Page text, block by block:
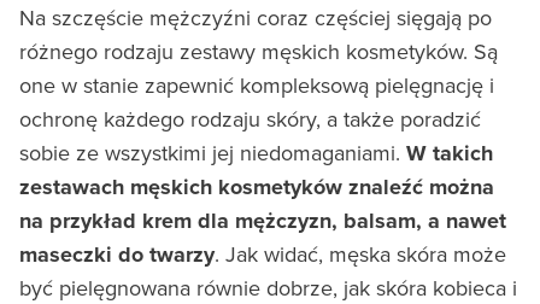
Na szczęście mężczyźni coraz częściej sięgają po
różnego rodzaju zestawy męskich kosmetyków. Są
one w stanie zapewnić kompleksową pielęgnację i
ochronę każdego rodzaju skóry, a także poradzić
sobie ze wszystkimi jej niedomaganiami. W takich
zestawach męskich kosmetyków znaleźć można
na przykład krem dla mężczyzn, balsam, a nawet
maseczki do twarzy. Jak widać, męska skóra może
być pielęgnowana równie dobrze, jak skóra kobieca i